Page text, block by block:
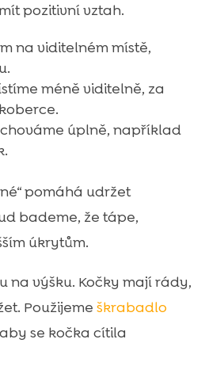
pozitivní vztah.
na viditelném místě,
méně viditelně, za
úplně, například
pomáhá udržet
bademe, že tápe,
úkrytům.
na výšku. Kočky mají rády,
Použijeme škrabadlo
se kočka cítila